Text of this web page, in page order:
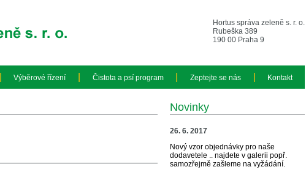
Hortus správa zeleně s. r. o.
Rubeška 389
190 00 Praha 9
Výběrové řízení Čistota a psí program Zeptejte se nás Kontakt
Novinky
26. 6. 2017
Nový vzor objednávky pro naše
dodavetele .. najdete v galerii popř.
samozřejmě zašleme na vyžádání.